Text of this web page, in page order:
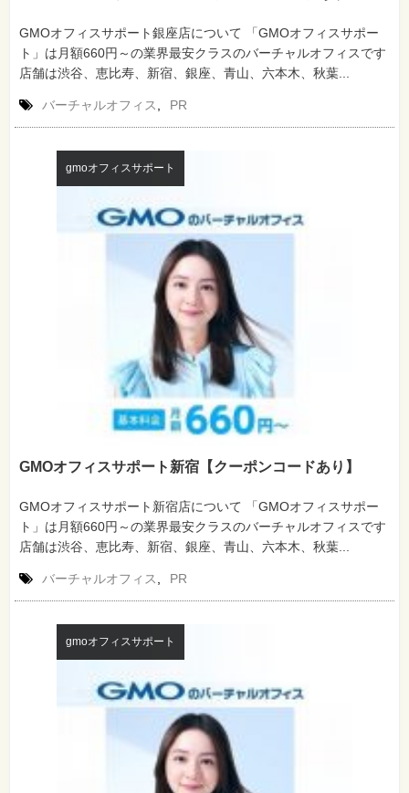
GMOオフィスサポート銀座店について 「GMOオフィスサポー
ト」は月額660円～の業界最安クラスのバーチャルオフィスです
店舗は渋谷、恵比寿、新宿、銀座、青山、六本木、秋葉...
バーチャルオフィス PR
gmoオフィスサポート
GMOオフィスサポート新宿【クーポンコードあり】
GMOオフィスサポート新宿店について 「GMOオフィスサポー
ト」は月額660円～の業界最安クラスのバーチャルオフィスです
店舗は渋谷、恵比寿、新宿、銀座、青山、六本木、秋葉...
バーチャルオフィス, PR
gmoオフィスサポート